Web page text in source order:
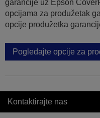
garancije uz Epson
opcijama za produžetak
opcije produžetka
Pogledajte opcije za
Kontaktirajte nas